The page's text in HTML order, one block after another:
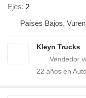
Ejes 2
Países Bajos, Vuren
Kleyn Trucks
22 años en